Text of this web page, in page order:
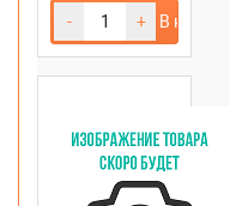
- + В корзину